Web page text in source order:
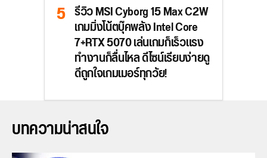
รีวิว MSI Cyborg 15 Max C2W
เกมมิ่งโน้ตบุ๊คพลัง Intel Core
7+RTX 5070 เล่นเกมก็เร็วแรง
ทำงานก็ลื่นไหล ดีไซน์เรียบง่ายดู
ดีถูกใจเกมเมอร์ทุกวัย!
บทความน่าสนใจ